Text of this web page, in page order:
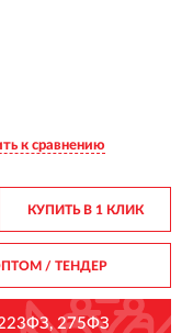
к сравнению
КУПИТЬ В 1 КЛИК
/ ТЕНДЕР
275ФЗ